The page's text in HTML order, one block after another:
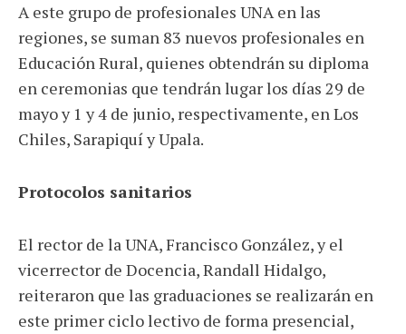
A este grupo de profesionales UNA en las
regiones, se suman 83 nuevos profesionales en
Educación Rural, quienes obtendrán su diploma
en ceremonias que tendrán lugar los días 29 de
mayo y 1 y 4 de junio, respectivamente, en Los
Chiles, Sarapiquí y Upala.
Protocolos sanitarios
El rector de la UNA, Francisco González, y el
vicerrector de Docencia, Randall Hidalgo,
reiteraron que las graduaciones se realizarán en
este primer ciclo lectivo de forma presencial,